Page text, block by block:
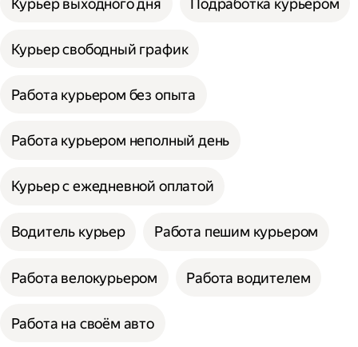
Курьер свободный график
Работа курьером без опыта
Работа курьером неполный день
Курьер с ежедневной оплатой
Водитель курьер Работа пешим курьером
Работа велокурьером Работа водителем
Работа на своём авто